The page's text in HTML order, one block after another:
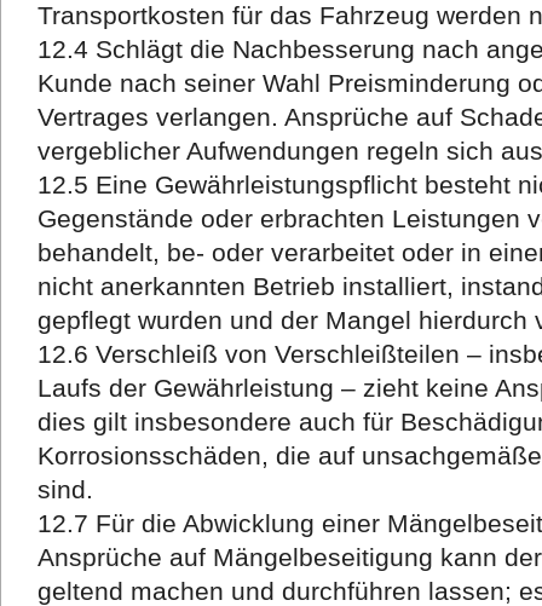
Transportkosten für das Fahrzeug werden
12.4 Schlägt die Nachbesserung nach
Kunde nach seiner Wahl Preisminderung
Vertrages verlangen. Ansprüche auf
vergeblicher Aufwendungen regeln sich
12.5 Eine Gewährleistungspflicht besteht
Gegenstände oder erbrachten Leistungen
behandelt, be- oder verarbeitet oder in
nicht anerkannten Betrieb installiert,
gepflegt wurden und der Mangel hierdurch
12.6 Verschleiß von Verschleißteilen –
Laufs der Gewährleistung – zieht keine
dies gilt insbesondere auch für
Korrosionsschäden, die auf
sind.
12.7 Für die Abwicklung einer
Ansprüche auf Mängelbeseitigung kann
geltend machen und durchführen lassen;